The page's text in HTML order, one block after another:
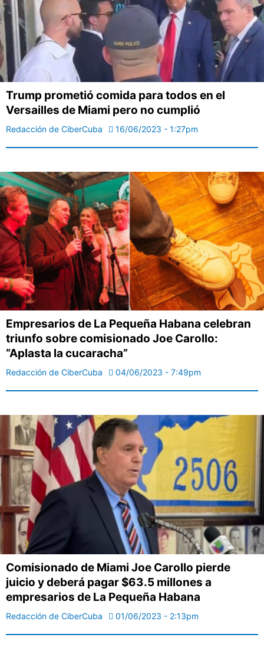
Trump prometió comida para todos en el
Versailles de Miami pero no cumplió
Redacción de CiberCuba 16/06/2023 - 1:27pm
Empresarios de La Pequeña Habana celebran
triunfo sobre comisionado Joe Carollo:
“Aplasta la cucaracha”
Redacción de CiberCuba 04/06/2023 - 7:49pm
Comisionado de Miami Joe Carollo pierde
juicio y deberá pagar $63.5 millones a
empresarios de La Pequeña Habana
Redacción de CiberCuba 01/06/2023 - 2:13pm